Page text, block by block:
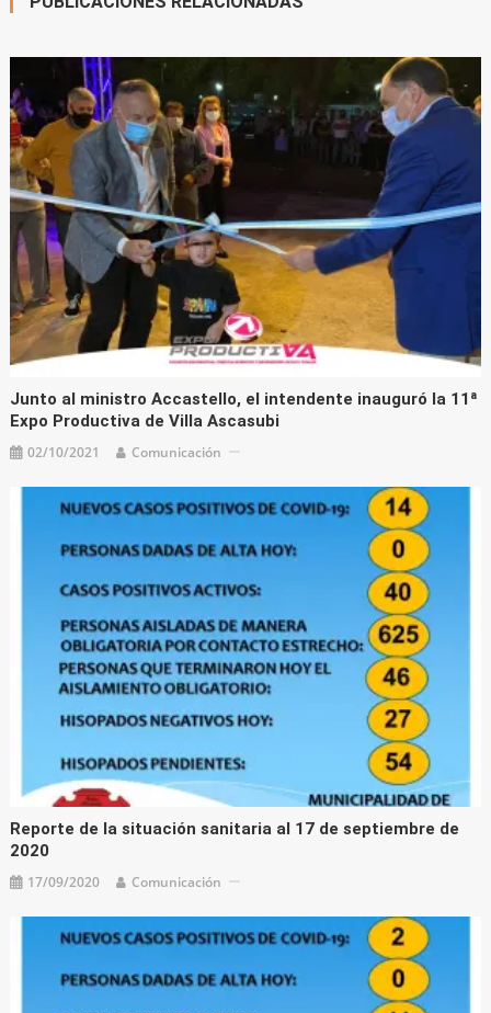
Junto al ministro Accastello, el intendente inauguró la 11ª
Expo Productiva de Villa Ascasubi
02/10/2021 Comunicación
Reporte de la situación sanitaria al 17 de septiembre de
2020
17/09/2020 Comunicación